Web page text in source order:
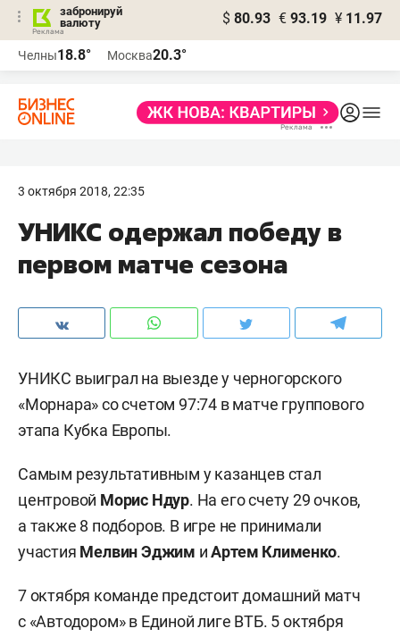
забронируй
валюту
$ 80.93 € 93.19 ¥ 11.97
Челны18.8° Москва20.3°
3 октября 2018, 22:35
УНИКС одержал победу в
первом матче сезона
УНИКС выиграл на выезде у черногорского
«Морнара» со счетом 97:74 в матче группового
этапа Кубка Европы.
Самым результативным у казанцев стал
центровой Морис Ндур. На его счету 29 очков,
а также 8 подборов. В игре не принимали
участия Мелвин Эджим иАртем Клименко.
7 октября команде предстоит домашний матч
с «Автодором» в Единой лиге ВТБ. 5 октября